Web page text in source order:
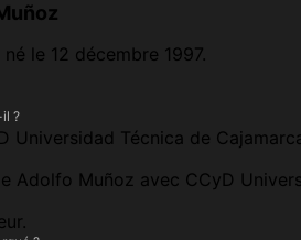
le 12 décembre 1997.
?
Universidad Técnica de
Adolfo Muñoz avec CCyD